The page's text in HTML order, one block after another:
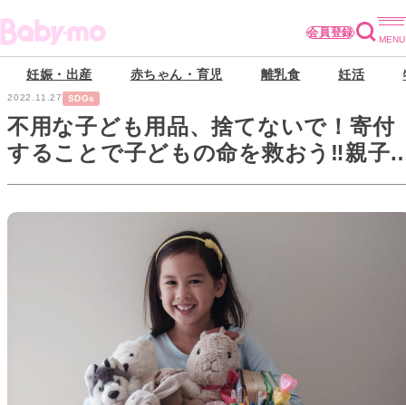
会員登録
妊娠・出産 赤ちゃん・育児 離乳食 妊活
2022.11.27 SDGs
不用な子ども用品、捨てないで！寄付
することで子どもの命を救おう‼親子
SDGsに貢献を